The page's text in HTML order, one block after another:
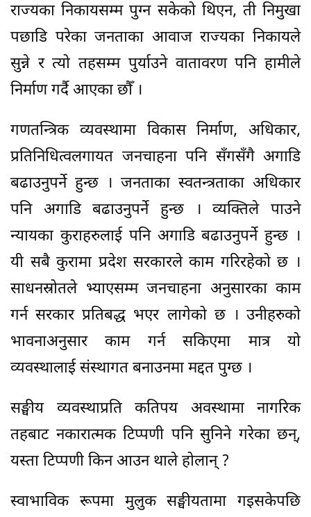
राज्यका निकायसम्म पुग्न सकेको थिएन, ती निमुखा
पछाडि परेका जनताका आवाज राज्यका निकायले
सुन्ने र त्यो तहसम्म पुर्याउने वातावरण पनि हामीले
निर्माण गर्दै आएका छौँ ।
गणतन्त्रिक व्यवस्थामा विकास निर्माण, अधिकार,
प्रतिनिधित्वलगायत जनचाहना पनि सँगसँगै अगाडि
बढाउनुपर्ने हुन्छ । जनताका स्वतन्त्रताका अधिकार
पनि अगाडि बढाउनुपर्ने हुन्छ । व्यक्तिले पाउने
न्यायका कुराहरुलाई पनि अगाडि बढाउनुपर्ने हुन्छ ।
यी सबै कुरामा प्रदेश सरकारले काम गरिरहेको छ ।
साधनस्रोतले भ्याएसम्म जनचाहना अनुसारका काम
गर्न सरकार प्रतिबद्ध भएर लागेको छ । उनीहरुको
भावनाअनुसार काम गर्न सकिएमा मात्र यो
व्यवस्थालाई संस्थागत बनाउनमा मद्दत पुग्छ ।
सङ्घीय व्यवस्थाप्रति कतिपय अवस्थामा नागरिक
तहबाट नकारात्मक टिप्पणी पनि सुनिने गरेका छन्,
यस्ता टिप्पणी किन आउन थाले होलान् ?
स्वाभाविक रूपमा मुलुक सङ्घीयतामा गइसकेपछि